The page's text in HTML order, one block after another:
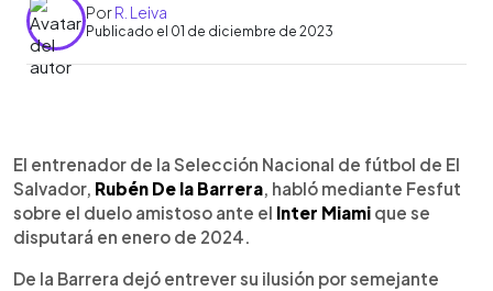
PorR. Leiva
Publicado el 01 de diciembre de 2023
Escuchar artículo
El entrenador de la Selección Nacional de fútbol de El
Salvador, Rubén De la Barrera, habló mediante Fesfut
sobre el duelo amistoso ante el Inter Miami que se
disputará en enero de 2024.
De la Barrera dejó entrever su ilusión por semejante